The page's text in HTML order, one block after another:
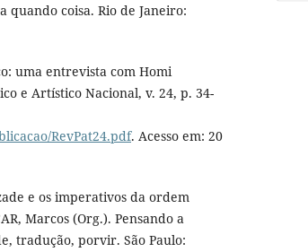
quando coisa. Rio de Janeiro:
uma entrevista com Homi
e Artístico Nacional, v. 24, p. 34-
RevPat24.pdf. Acesso em: 20
e os imperativos da ordem
Marcos (Org.). Pensando a
tradução, porvir. São Paulo: